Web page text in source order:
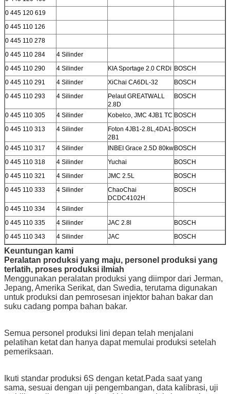
0 445 120 619
0 445 110 126
0 445 110 278
0 445 110 284
4 Silinder
0 445 110 290
4 Silinder KIA Sportage 2.0 CRDi BOSCH
0 445 110 291
4 Silinder XiChai CA6DL-32
BOSCH
0 445 110 293
4 Silinder
Pelaut GREATWALL
2.8D
BOSCH
0 445 110 305 4 Silinder Kobelco, JMC 4JB1 TC BOSCH
0 445 110 313
4 Silinder
Foton 4JB1-2.8L,4DA1-
2B1
BOSCH
0 445 110 317 4 Silinder INBEI Grace 2.5D 80kwBOSCH
0 445 110 318
4 Silinder Yuchai
BOSCH
0 445 110 321
4 Silinder JMC 2.5L
BOSCH
0 445 110 333
4 Silinder
ChaoChai
DCDC4102H
BOSCH
0 445 110 334
4 Silinder
0 445 110 335
4 Silinder JAC 2.8l
BOSCH
0 445 110 343
4 Silinder JAC BOSCH
Keuntungan kami
Peralatan produksi yang maju, personel produksi yang
terlatih, proses produksi ilmiah
Menggunakan peralatan produksi yang diimpor dari Jerman,
Jepang, Amerika Serikat, dan Swedia, terutama digunakan
untuk produksi dan pemrosesan injektor bahan bakar dan
suku cadang pompa bahan bakar.
Semua personel produksi lini depan telah menjalani
pelatihan ketat dan hanya dapat memulai produksi setelah
pemeriksaan.
Ikuti standar produksi 6S dengan ketat.Pada saat yang
sama, sesuai dengan uji pengembangan, data kalibrasi, uji